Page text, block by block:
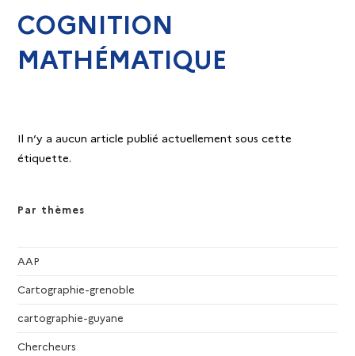
COGNITION
MATHÉMATIQUE
Il n’y a aucun article publié actuellement sous cette
étiquette.
Par thèmes
AAP
Cartographie-grenoble
cartographie-guyane
Chercheurs